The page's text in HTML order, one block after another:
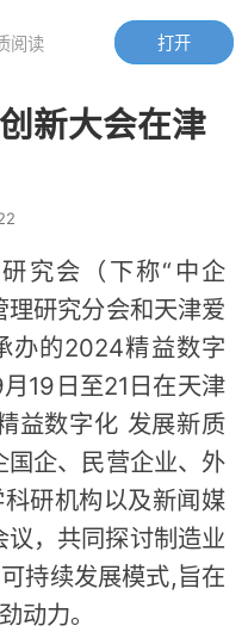
新大会在津
究会（下称“中企
研究分会和天津爱
办的2024精益数字
19日至21日在天津
益数字化 发展新质
国企、民营企业、外
研机构以及新闻媒
，共同探讨制造业
持续发展模式,旨在
动力。
打开
阅读